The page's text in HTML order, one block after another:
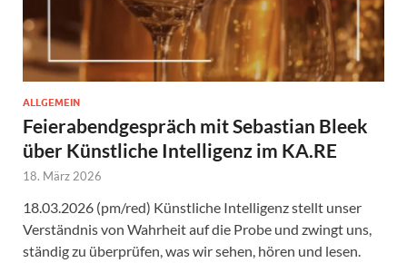
ALLGEMEIN
Feierabendgespräch mit Sebastian Bleek
über Künstliche Intelligenz im KA.RE
18. März 2026
18.03.2026 (pm/red) Künstliche Intelligenz stellt unser
Verständnis von Wahrheit auf die Probe und zwingt uns,
ständig zu überprüfen, was wir sehen, hören und lesen.